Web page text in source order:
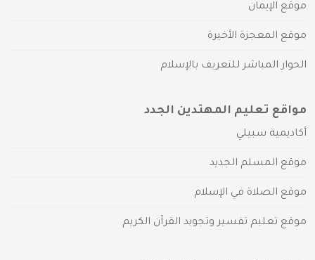
موقع الإيمان
موقع المعجزة الأخيرة
الحوار المباشر للتعريف بالإسلام
مواقع تعليم المهتدين الجدد
أكاديمية سبيلي
موقع المسلم الجديد
موقع الصلاة في الإسلام
موقع تعليم تفسير وتجويد القرآن الكريم